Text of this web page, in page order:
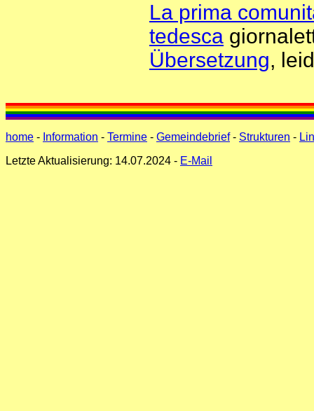
La prima
tedesca
Übersetzung,
home - Information - Termine - Gemeindebrief- Strukturen -
Letzte Aktualisierung: 14.07.2024 - E-Mail